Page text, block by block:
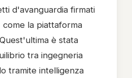
d'avanguardia firmati
come la piattaforma
è stata
tra ingegneria
tramite intelligenza